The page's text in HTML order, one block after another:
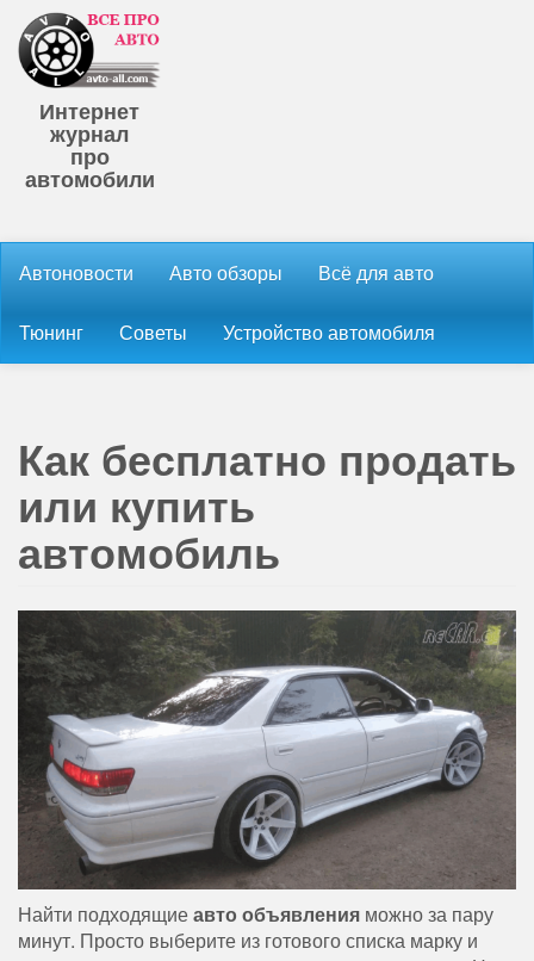
Интернет
журнал
про
автомобили
Автоновости Авто обзоры Всё для авто
Тюнинг Советы Устройство автомобиля
Как бесплатно продать
или купить
автомобиль
Найти подходящиеавто объявления можно за пару
минут. Просто выберите из готового списка марку и